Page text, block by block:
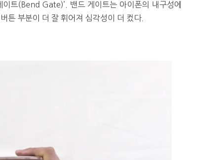
트(Bend Gate)’. 밴드 게이트는 아이폰의 내구성에
튼 부분이 더 잘 휘어져 심각성이 더 컸다.